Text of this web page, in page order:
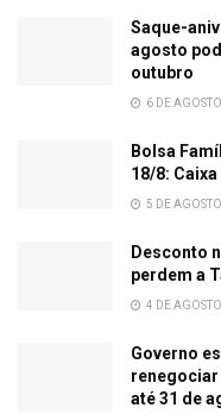
Saque-
agosto
outubro
6 DE
Bolsa
18/8:
5 DE
Desconto
perdem a
4 DE
Governo
até 31 de